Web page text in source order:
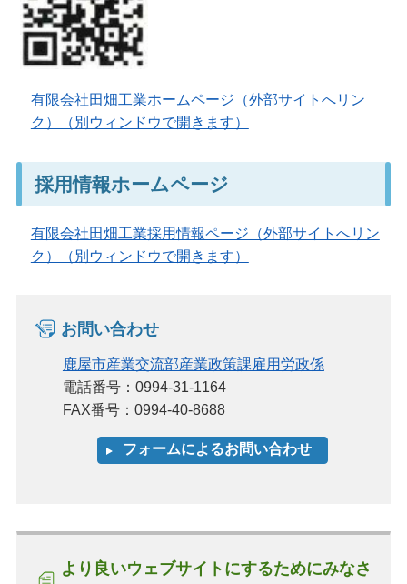
有限会社田畑工業ホームページ（外部サイトへリン
ク）（別ウィンドウで開きます）
採用情報ホームページ
有限会社田畑工業採用情報ページ（外部サイトへリン
ク）（別ウィンドウで開きます）
お問い合わせ
鹿屋市産業交流部産業政策課雇用労政係
電話番号：0994-31-1164
FAX番号：0994-40-8688
より良いウェブサイトにするためにみなさ